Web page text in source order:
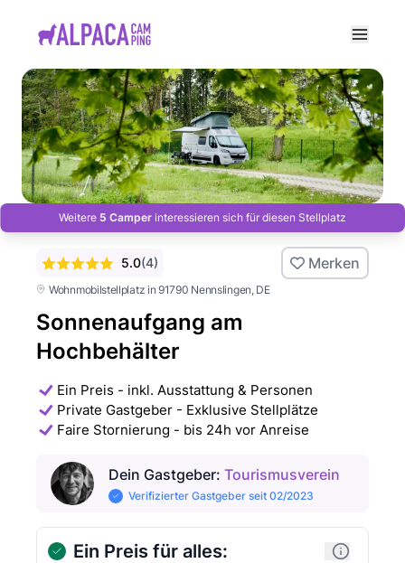
Weitere 5 Camper interessieren sich für diesen Stellplatz
Wohnmobilstellplatz in 91790 Nennslingen, DE
Sonnenaufgang am
Hochbehälter
5.0(4) Merken
Ein Preis - inkl. Ausstattung & Personen
Private Gastgeber - Exklusive Stellplätze
Faire Stornierung - bis 24h vor Anreise
Dein Gastgeber: Tourismusverein
Verifizierter Gastgeber seit 02/2023
Ein Preis für alles: